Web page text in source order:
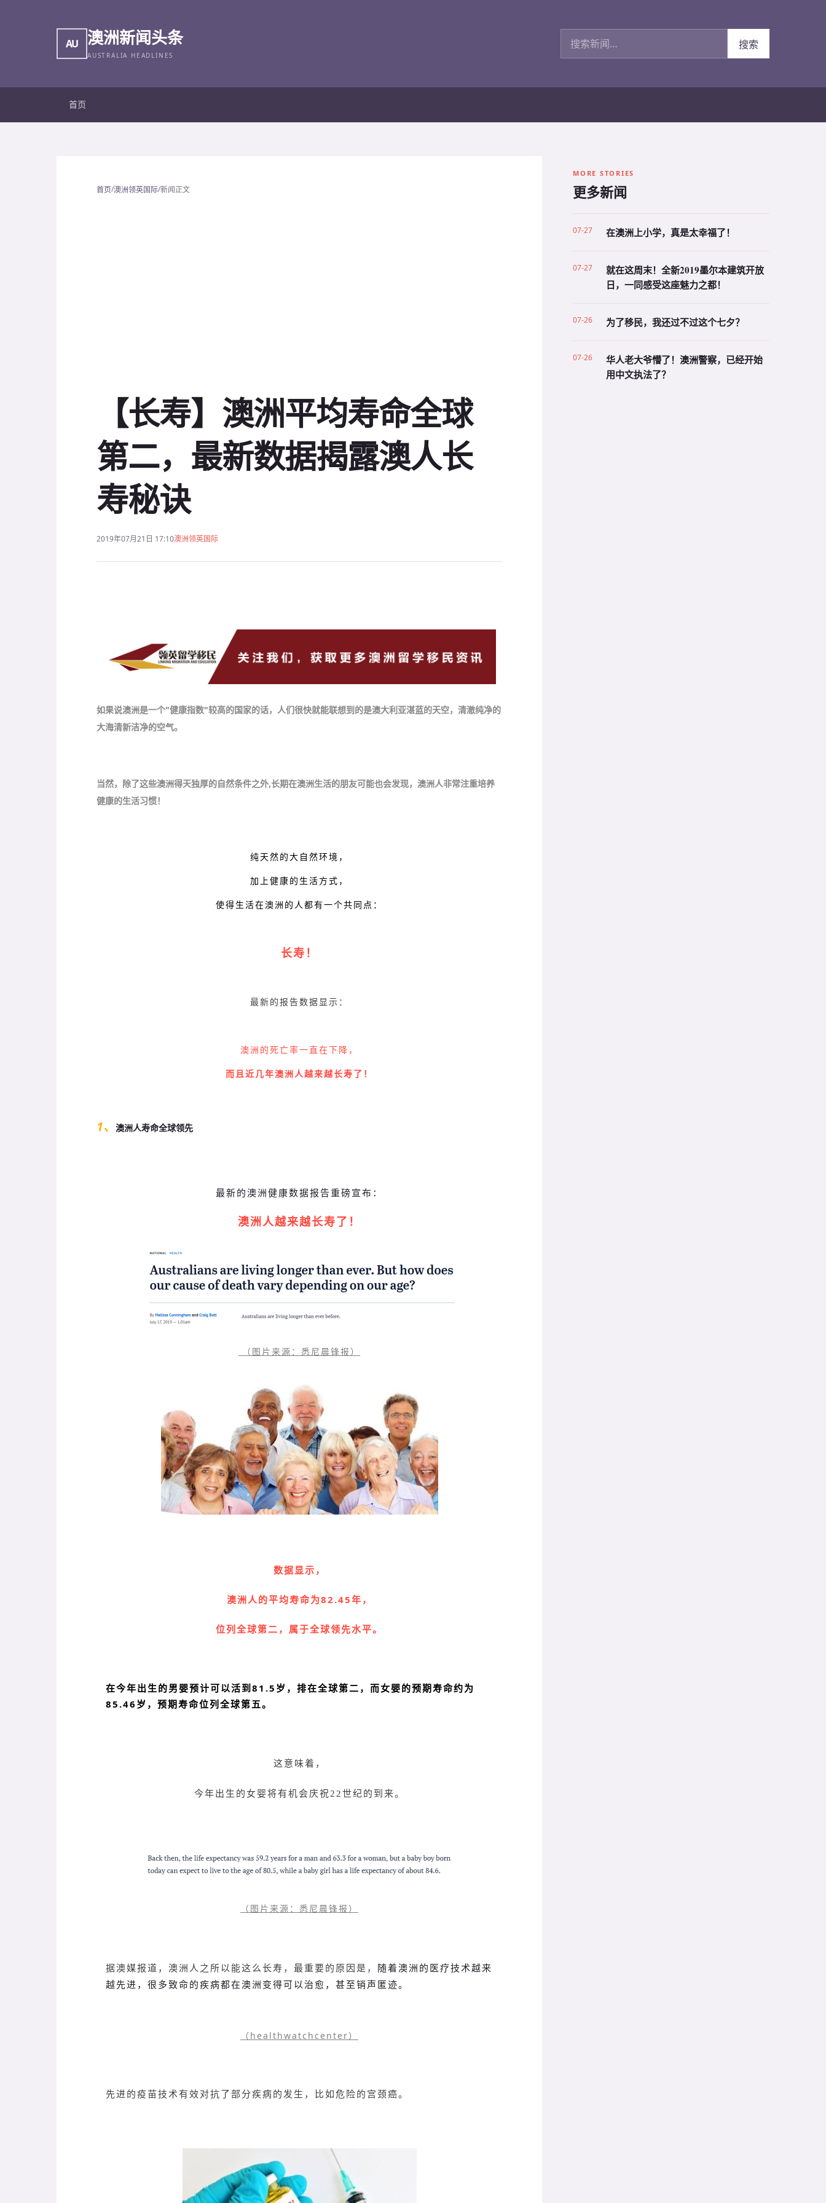
AU 澳洲新闻头条
AUSTRALIA HEADLINES
搜索新闻
搜索
首页
首页/澳洲领英国际/新闻正文
【长寿】澳洲平均寿命全球
第二，最新数据揭露澳人长
寿秘诀
2019年07月21日 17:10澳洲领英国际
如果说澳洲是一个"健康指数"较高的国家的话，人们很快就能联想到的是澳大利亚湛蓝的天空，清澈纯净的
大海清新洁净的空气。
当然，除了这些澳洲得天独厚的自然条件之外,长期在澳洲生活的朋友可能也会发现，澳洲人非常注重培养
健康的生活习惯！
纯天然的大自然环境，
加上健康的生活方式，
使得生活在澳洲的人都有一个共同点：
长寿！
最新的报告数据显示：
澳洲的死亡率一直在下降，
而且近几年澳洲人越来越长寿了！
1、 澳洲人寿命全球领先
最新的澳洲健康数据报告重磅宣布：
澳洲人越来越长寿了！
（图片来源：悉尼晨锋报）
数据显示，
澳洲人的平均寿命为82.45年，
位列全球第二，属于全球领先水平。
在今年出生的男婴预计可以活到81.5岁，排在全球第二，而女婴的预期寿命约为
85.46岁，预期寿命位列全球第五。
这意味着，
今年出生的女婴将有机会庆祝22世纪的到来。
（图片来源：悉尼晨锋报）
据澳媒报道，澳洲人之所以能这么长寿，最重要的原因是， 随着澳洲的医疗技术越来
越先进，很多致命的疾病都在澳洲变得可以治愈，甚至销声匿迹。
（healthwatchcenter）
先进的疫苗技术有效对抗了部分疾病的发生，比如危险的宫颈癌。
MORE STORIES
更多新闻
07-27 在澳洲上小学，真是太幸福了！
07-27
就在这周末！全新2019墨尔本建筑开放
日，一同感受这座魅力之都！
07-26 为了移民，我还过不过这个七夕？
07-26
华人老大爷懵了！澳洲警察，已经开始
用中文执法了？